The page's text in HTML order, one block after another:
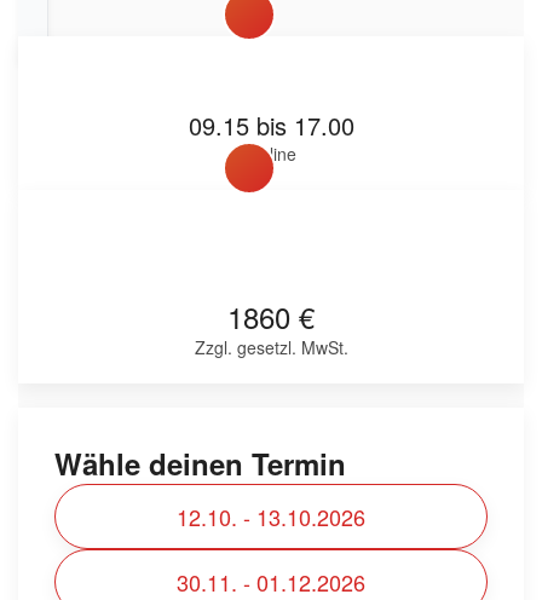
09.15 bis 17.00
Online
1860 €
Zzgl. gesetzl. MwSt.
Wähle deinen Termin
12.10. - 13.10.2026
30.11. - 01.12.2026